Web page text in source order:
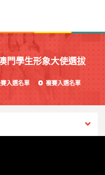
門學生形象大使選拔
入選名單
複賽入選名單